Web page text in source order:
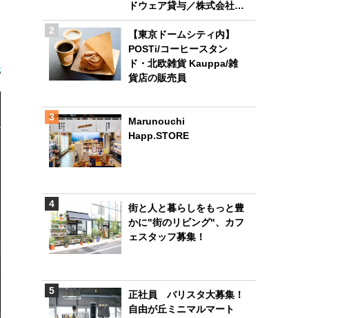
ドウェア貸与／株式会社
Madhappy Japan
【東京ドームシティ内】
POSTi/コーヒースタン
ド・北欧雑貨 Kauppa/雑
貨店の販売員
Marunouchi
Happ.STORE
街と人と暮らしをもっと豊
かに"街のリビング"、カフ
ェスタッフ募集！
正社員 バリスタ大募集！
自由が丘ミニマルマート